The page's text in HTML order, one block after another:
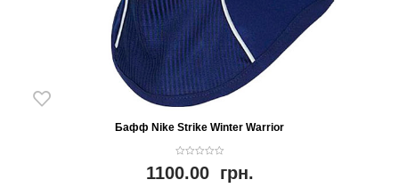
Бафф Nike Strike Winter Warrior
o
u
1100.00 грн.